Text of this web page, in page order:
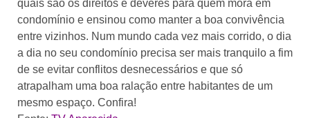
quais são os direitos e deveres para quem mora em
condomínio e ensinou como manter a boa convivência
entre vizinhos. Num mundo cada vez mais corrido, o dia
a dia no seu condomínio precisa ser mais tranquilo a fim
de se evitar conflitos desnecessários e que só
atrapalham uma boa ralação entre habitantes de um
mesmo espaço. Confira!